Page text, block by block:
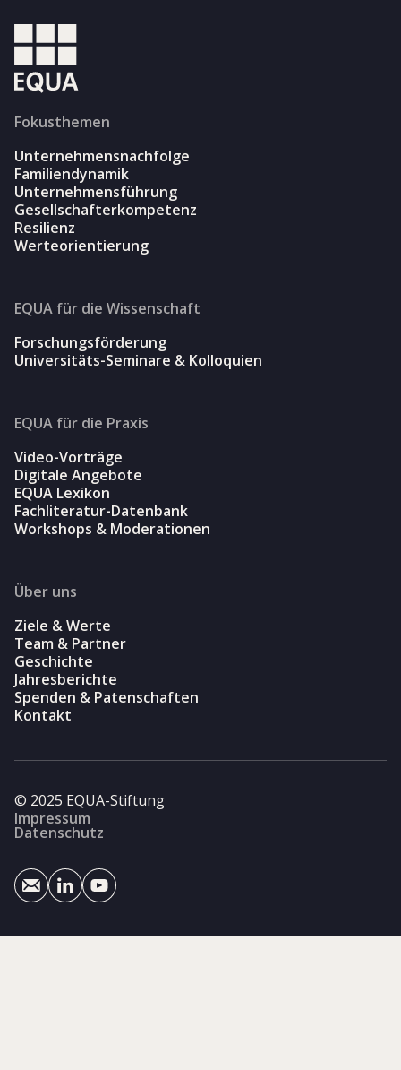
Fokusthemen
Unternehmensnachfolge
Familiendynamik
Unternehmensführung
Gesellschafterkompetenz
Resilienz
Werteorientierung
EQUA für die Wissenschaft
Forschungsförderung
Universitäts-Seminare & Kolloquien
EQUA für die Praxis
Video-Vorträge
Digitale Angebote
EQUA Lexikon
Fachliteratur-Datenbank
Workshops & Moderationen
Über uns
Ziele & Werte
Team & Partner
Geschichte
Jahresberichte
Spenden & Patenschaften
Kontakt
© 2025 EQUA-Stiftung
Impressum
Datenschutz